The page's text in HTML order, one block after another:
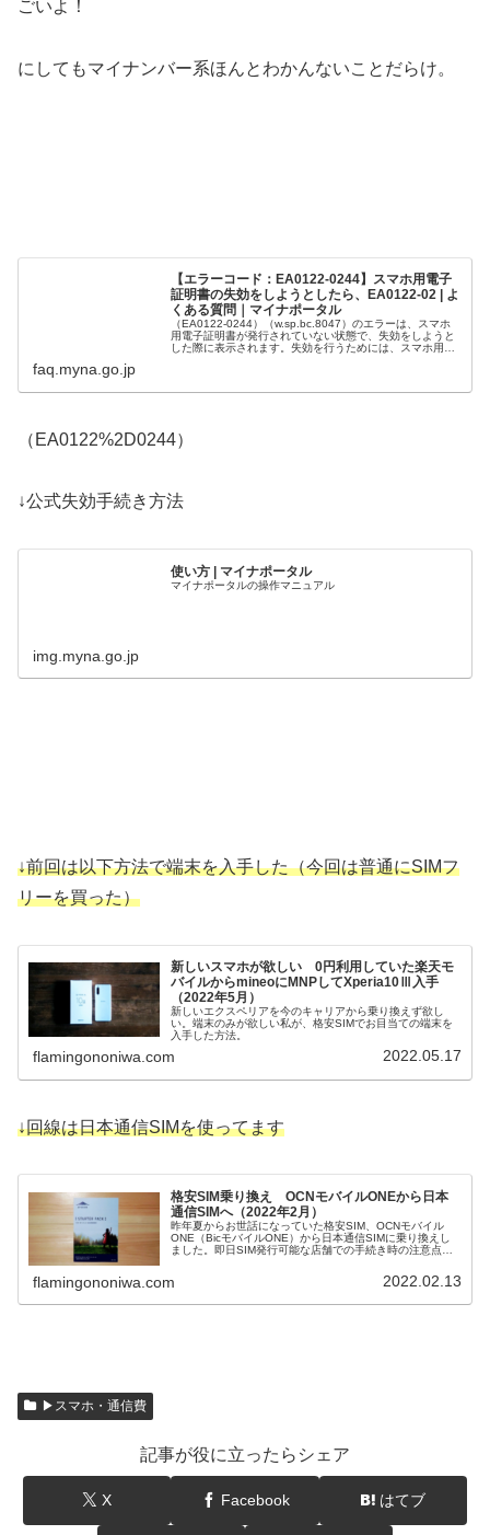
ごいよ！
にしてもマイナンバー系ほんとわかんないことだらけ。
【エラーコード：EA0122-0244】スマホ用電子
証明書の失効をしようとしたら、EA0122-02 | よ
くある質問｜マイナポータル
（EA0122-0244）（w.sp.bc.8047）のエラーは、スマホ
用電子証明書が発行されていない状態で、失効をしようと
した際に表示されます。失効を行うためには、スマホ用電
faq.myna.go.jp
（EA0122%2D0244）
↓公式失効手続き方法
使い方 | マイナポータル
マイナポータルの操作マニュアル
img.myna.go.jp
↓前回は以下方法で端末を入手した（今回は普通にSIMフ
リーを買った）
新しいスマホが欲しい 0円利用していた楽天モ
バイルからmineoにMNPしてXperia10Ⅲ入手
（2022年5月）
新しいエクスペリアを今のキャリアから乗り換えず欲し
い。端末のみが欲しい私が、格安SIMでお目当ての端末を
入手した方法。
flamingononiwa.com 2022.05.17
↓回線は日本通信SIMを使ってます
格安SIM乗り換え OCNモバイルONEから日本
通信SIMへ（2022年2月）
昨年夏からお世話になっていた格安SIM、OCNモバイル
ONE（BicモバイルONE）から日本通信SIMに乗り換えし
ました。即日SIM発行可能な店舗での手続き時の注意点や
flamingononiwa.com 2022.02.13
▶スマホ・通信費
記事が役に立ったらシェア
X Facebook はてブ